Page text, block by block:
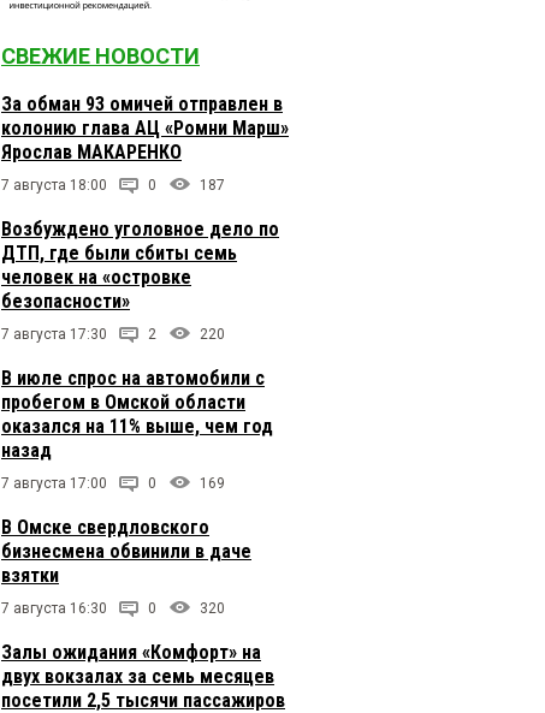
СВЕЖИЕ НОВОСТИ
За обман 93 омичей отправлен в
колонию глава АЦ «Ромни Марш»
Ярослав МАКАРЕНКО
7 августа 18:00 0 187
Возбуждено уголовное дело по
ДТП, где были сбиты семь
человек на «островке
безопасности»
7 августа 17:30 2 220
В июле спрос на автомобили с
пробегом в Омской области
оказался на 11% выше, чем год
назад
7 августа 17:00 0 169
В Омске свердловского
бизнесмена обвинили в даче
взятки
7 августа 16:30 0 320
Залы ожидания «Комфорт» на
двух вокзалах за семь месяцев
посетили 2,5 тысячи пассажиров